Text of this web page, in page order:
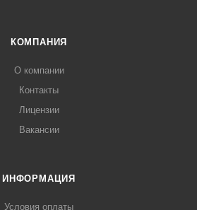
КОМПАНИЯ
О компании
Контакты
Лицензии
Вакансии
ИНФОРМАЦИЯ
Условия оплаты